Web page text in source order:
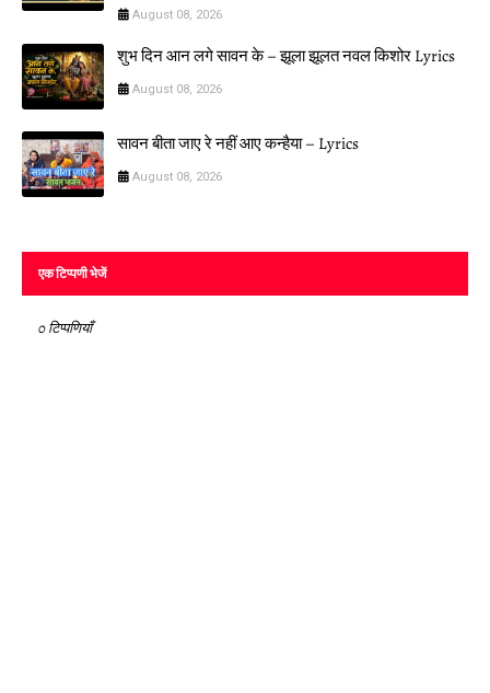
August 08, 2026
शुभ दिन आन लगे सावन के – झूला झूलत नवल किशोर Lyrics
August 08, 2026
सावन बीता जाए रे नहीं आए कन्हैया – Lyrics
August 08, 2026
एक टिप्पणी भेजें
0 टिप्पणियाँ